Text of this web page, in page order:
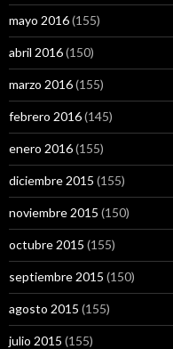
mayo 2016(155)
abril 2016(150)
marzo 2016(155)
febrero 2016(145)
enero 2016(155)
diciembre 2015 (155)
noviembre 2015 (150)
octubre 2015 (155)
septiembre 2015 (150)
agosto 2015 (155)
julio 2015 (155)